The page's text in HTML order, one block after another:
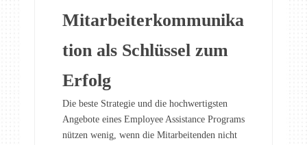
Mitarbeiterkommunika
tion als Schlüssel zum
Erfolg
Die beste Strategie und die hochwertigsten
Angebote eines Employee Assistance Programs
nützen wenig, wenn die Mitarbeitenden nicht